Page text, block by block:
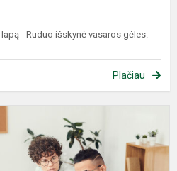
- Ruduo išskynė vasaros gėles.
Plačiau